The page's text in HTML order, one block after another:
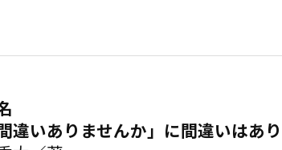
間違いありませんか」に間違いはあ